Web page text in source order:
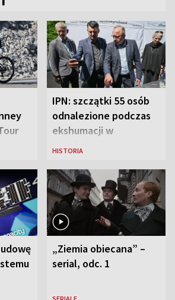
IPN: szczątki 55 osób
odnalezione podczas
ekshumacji w
Ostrówkach i Woli
HISTORIA
„Ziemia obiecana” –
serial, odc. 1